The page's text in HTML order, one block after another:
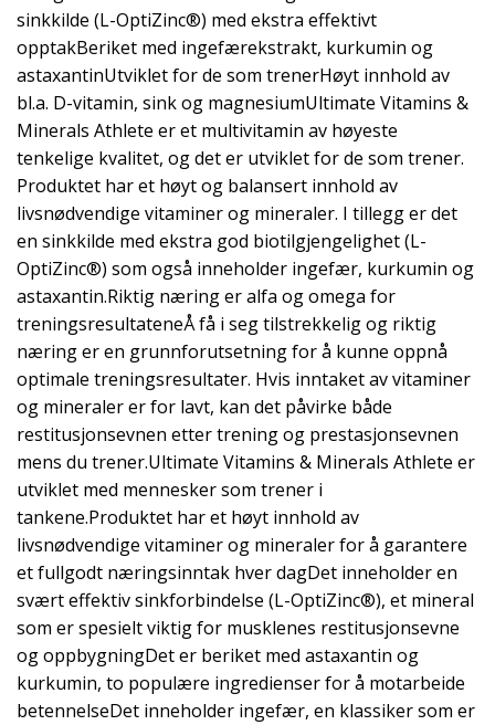
sinkkilde (L-OptiZinc®) med ekstra effektivt
opptakBeriket med ingefærekstrakt, kurkumin og
astaxantinUtviklet for de som trenerHøyt innhold av
bl.a. D-vitamin, sink og magnesiumUltimate Vitamins &
Minerals Athlete er et multivitamin av høyeste
tenkelige kvalitet, og det er utviklet for de som trener.
Produktet har et høyt og balansert innhold av
livsnødvendige vitaminer og mineraler. I tillegg er det
en sinkkilde med ekstra god biotilgjengelighet (L-
OptiZinc®) som også inneholder ingefær, kurkumin og
astaxantin.Riktig næring er alfa og omega for
treningsresultateneÅ få i seg tilstrekkelig og riktig
næring er en grunnforutsetning for å kunne oppnå
optimale treningsresultater. Hvis inntaket av vitaminer
og mineraler er for lavt, kan det påvirke både
restitusjonsevnen etter trening og prestasjonsevnen
mens du trener.Ultimate Vitamins & Minerals Athlete er
utviklet med mennesker som trener i
tankene.Produktet har et høyt innhold av
livsnødvendige vitaminer og mineraler for å garantere
et fullgodt næringsinntak hver dagDet inneholder en
svært effektiv sinkforbindelse (L-OptiZinc®), et mineral
som er spesielt viktig for musklenes restitusjonsevne
og oppbygningDet er beriket med astaxantin og
kurkumin, to populære ingredienser for å motarbeide
betennelseDet inneholder ingefær, en klassiker som er